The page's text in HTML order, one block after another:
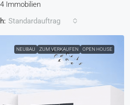
4 Immobilien
Standardauftrag
NEUBAU ZUM VERKAUFEN OPEN HOUSE